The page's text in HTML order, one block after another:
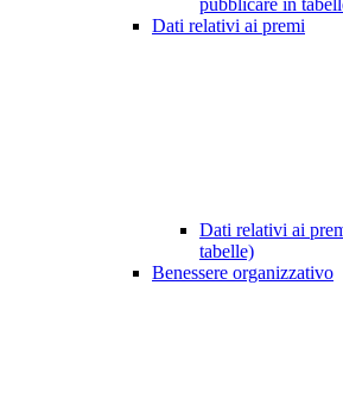
pubblicare in
Dati relativi ai premi
Dati relativi ai
tabelle)
Benessere organizzativo